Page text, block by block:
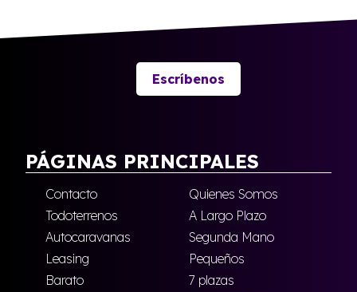
Escríbenos
PÁGINAS PRINCIPALES
Contacto
Quienes Somos
Todoterrenos
A Largo Plazo
Autocaravanas
Segunda Mano
Leasing
Pequeños
Barato
7 plazas